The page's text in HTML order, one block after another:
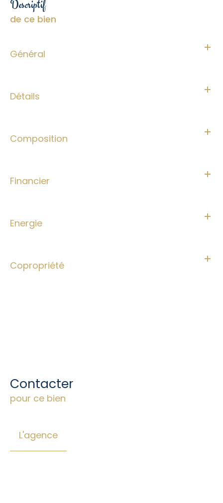
descriptif
de ce bien
Général
Détails
Composition
Financier
Energie
Copropriété
Contacter
pour ce bien
L'agence